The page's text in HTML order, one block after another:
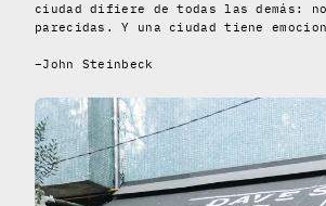
ciudad difiere de todas las demás:
parecidas. Y una ciudad tiene
–John Steinbeck